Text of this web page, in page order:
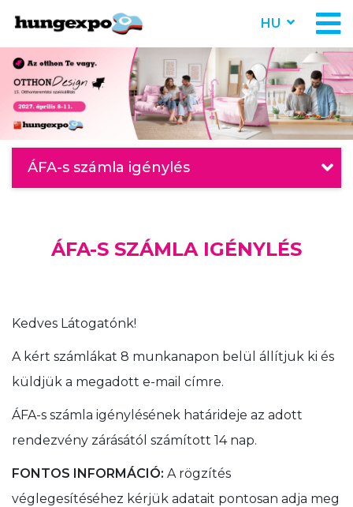
HU
ÁFA-s számla igénylés
ÁFA-S SZÁMLA IGÉNYLÉS
Kedves Látogatónk!
A kért számlákat 8 munkanapon belül állítjuk ki és
küldjük a megadott e-mail címre.
ÁFA-s számla igénylésének határideje az adott
rendezvény zárásától számított 14 nap.
FONTOS INFORMÁCIÓ: A rögzítés
véglegesítéséhez kérjük adatait pontosan adja meg